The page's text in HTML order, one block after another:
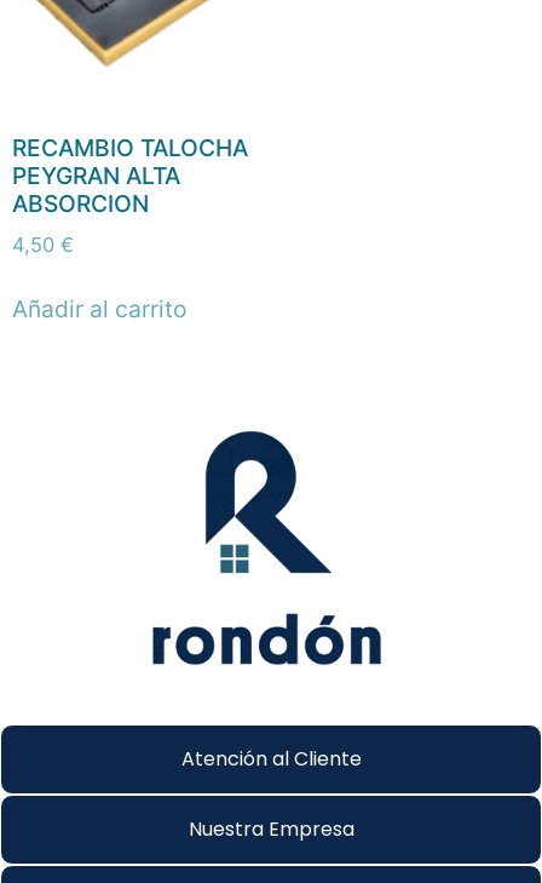
RECAMBIO TALOCHA
PEYGRAN ALTA
ABSORCION
4,50 €
Añadir al carrito
Atención al Cliente
Nuestra Empresa